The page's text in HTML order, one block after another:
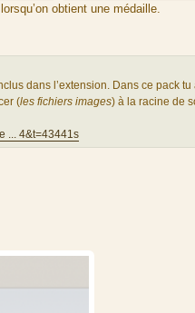
obtient une médaille.
dans l’extension. Dans ce pack tu
(les fichiers images) à la racine de
... 4&t=43441s